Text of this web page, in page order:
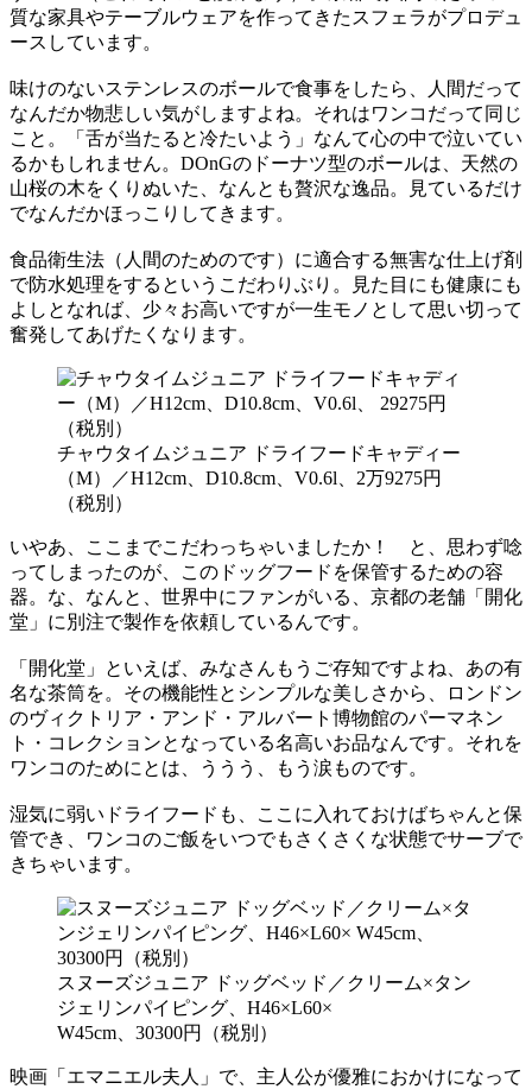
質な家具やテーブルウェアを作ってきたスフェラがプロデュ
ースしています。
味けのないステンレスのボールで食事をしたら、人間だって
なんだか物悲しい気がしますよね。それはワンコだって同じ
こと。「舌が当たると冷たいよう」なんて心の中で泣いてい
るかもしれません。DOnGのドーナツ型のボールは、天然の
山桜の木をくりぬいた、なんとも贅沢な逸品。見ているだけ
でなんだかほっこりしてきます。
食品衛生法（人間のためのです）に適合する無害な仕上げ剤
で防水処理をするというこだわりぶり。見た目にも健康にも
よしとなれば、少々お高いですが一生モノとして思い切って
奮発してあげたくなります。
チャウタイムジュニア ドライフードキャディー
（M）／H12cm、D10.8cm、V0.6l、2万9275円
（税別）
いやあ、ここまでこだわっちゃいましたか！ と、思わず唸
ってしまったのが、このドッグフードを保管するための容
器。な、なんと、世界中にファンがいる、京都の老舗「開化
堂」に別注で製作を依頼しているんです。
「開化堂」といえば、みなさんもうご存知ですよね、あの有
名な茶筒を。その機能性とシンプルな美しさから、ロンドン
のヴィクトリア・アンド・アルバート博物館のパーマネン
ト・コレクションとなっている名高いお品なんです。それを
ワンコのためにとは、ううう、もう涙ものです。
湿気に弱いドライフードも、ここに入れておけばちゃんと保
管でき、ワンコのご飯をいつでもさくさくな状態でサーブで
きちゃいます。
スヌーズジュニア ドッグベッド／クリーム×タン
ジェリンパイピング、H46×L60×
W45cm、30300円（税別）
映画「エマニエル夫人」で、主人公が優雅におかけになって